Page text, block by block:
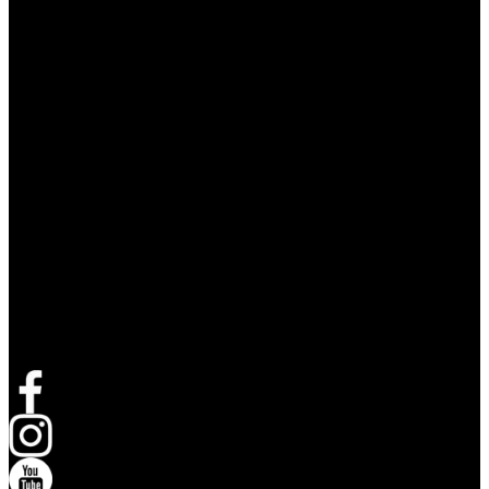
Ouvrir dans un nouvel onglet
Ouvrir dans un nouvel onglet
Ouvrir dans un nouvel onglet